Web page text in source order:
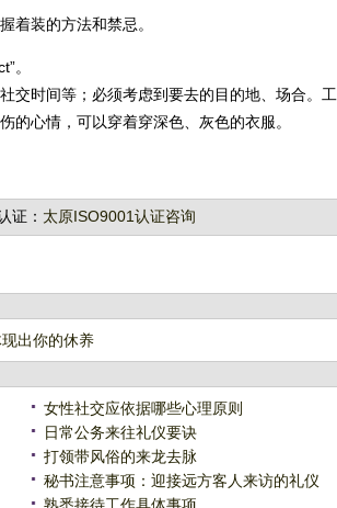
装的方法和禁忌。
。
时间等；必须考虑到要去的目的地、场合。工
的心情，可以穿着穿深色、灰色的衣服。
证： 太原ISO9001认证咨询
出你的休养
女性社交应依据哪些心理原则
日常公务来往礼仪要诀
打领带风俗的来龙去脉
秘书注意事项：迎接远方客人来访的礼仪